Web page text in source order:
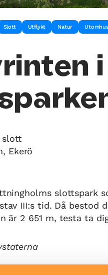
Slott Utflykt Natur
i
slott
Ekerö
slottspark
III:s tid. Då bestod
är 2 651 m, testa ta